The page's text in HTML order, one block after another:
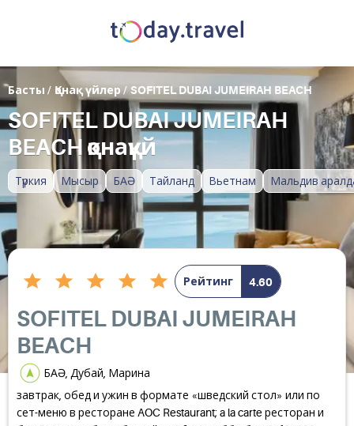
Түркия Мысыр БАӘ Тайланд Вьетнам Мальдив
Басты / Қонақ үйлер/ SOFITEL DUBAI JUMEIRAH BEACH
SOFITEL DUBAI JUMEIRAH
BEACH қонақүй
Рейтинг 4.60
SOFITEL DUBAI JUMEIRAH
BEACH
БАӘ, Дубай, Марина
завтрак, обед и ужин в формате «шведский стол» или по
сет-меню в ресторане AOC Restaurant; a la carte ресторан и